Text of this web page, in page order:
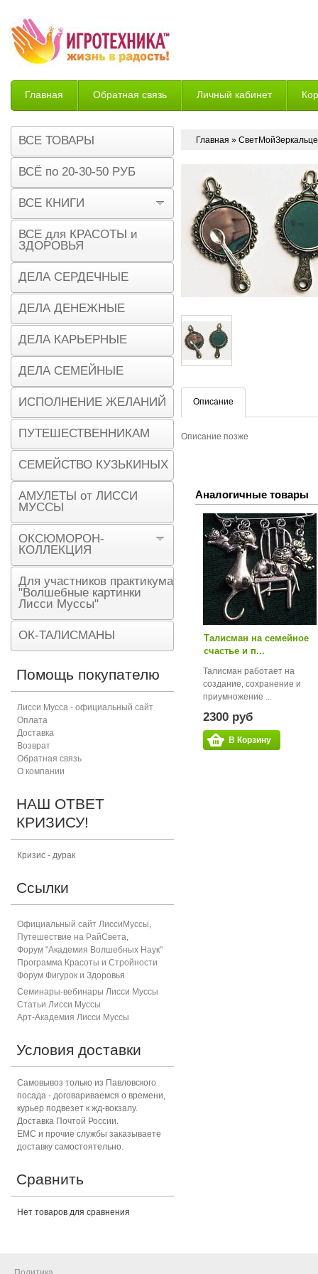
Главная Обратная связь Личный кабинет
Возврат
Главная » СветМойЗеркальце
Описание
Описание позже
Аналогичные товары
Талисман на семейное
счастье и п...
Талисман работает на
создание, сохранение и
приумножение ...
2300 руб
В Корзину
ВСЕ ТОВАРЫ
ВСЁ по 20-30-50 РУБ
ВСЕ КНИГИ
ВСЕ для КРАСОТЫ и
ЗДОРОВЬЯ
ДЕЛА СЕРДЕЧНЫЕ
ДЕЛА ДЕНЕЖНЫЕ
ДЕЛА КАРЬЕРНЫЕ
ДЕЛА СЕМЕЙНЫЕ
ИСПОЛНЕНИЕ ЖЕЛАНИЙ
ПУТЕШЕСТВЕННИКАМ
СЕМЕЙСТВО КУЗЬКИНЫХ
АМУЛЕТЫ от ЛИССИ
МУССЫ
ОКСЮМОРОН-
КОЛЛЕКЦИЯ
Для участников практикума
"Волшебные картинки
Лисси Муссы"
ОК-ТАЛИСМАНЫ
Помощь покупателю
Лисси Мусса - официальный сайт
Оплата
Доставка
Возврат
Обратная связь
О компании
НАШ ОТВЕТ
КРИЗИСУ!
Кризис - дурак
Ссылки
Официальный сайт ЛиссиМуссы,
Путешествие на РайСвета,
Форум "Академия Волшебных Наук"
Программа Красоты и Стройности
Форум Фигурок и Здоровья
Семинары-вебинары Лисси Муссы
Статьи Лисси Муссы
Арт-Академия Лисси Муссы
Условия доставки
Самовывоз только из Павловского
посада - договариваемся о времени,
курьер подвезет к жд-вокзалу.
Доставка Почтой России.
ЕМС и прочие службы заказываете
доставку самостоятельно.
Сравнить
Нет товаров для сравнения